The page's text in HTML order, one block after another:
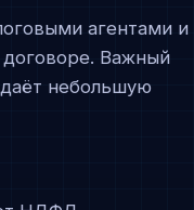
агентами и
договоре. Важный
небольшую